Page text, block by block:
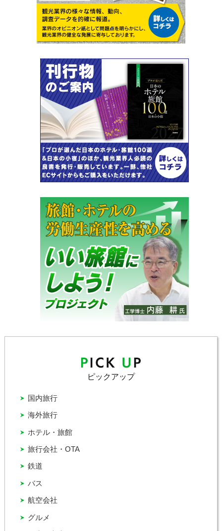
ピックアップ
グルメ
バス
ホテル・旅館
国内旅行
旅行会社・OTA
海外旅行
航空会社
鉄道